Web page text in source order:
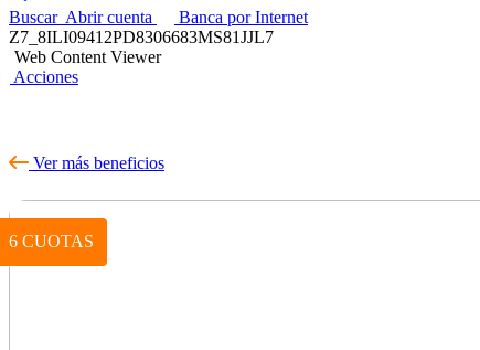
Buscar Abrir cuenta
Banca por Internet
Z7_8ILI09412PD8306683MS81JJL7
Web Content Viewer
Acciones
Ver más beneficios
6 CUOTAS